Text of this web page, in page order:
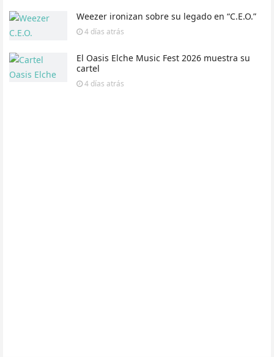
Weezer ironizan sobre su legado en “C.E.O.”
4 días atrás
El Oasis Elche Music Fest 2026 muestra su
cartel
4 días atrás